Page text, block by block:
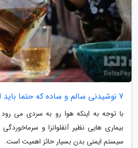
7 نوشیدنی سالم و ساده که حتما باید امتحان کنید
با توجه به اینکه هوا رو به سردی می
بیماری هایی نظیر آنفلوانزا و
سیستم ایمنی بدن بسیار حائز اهمیت است.